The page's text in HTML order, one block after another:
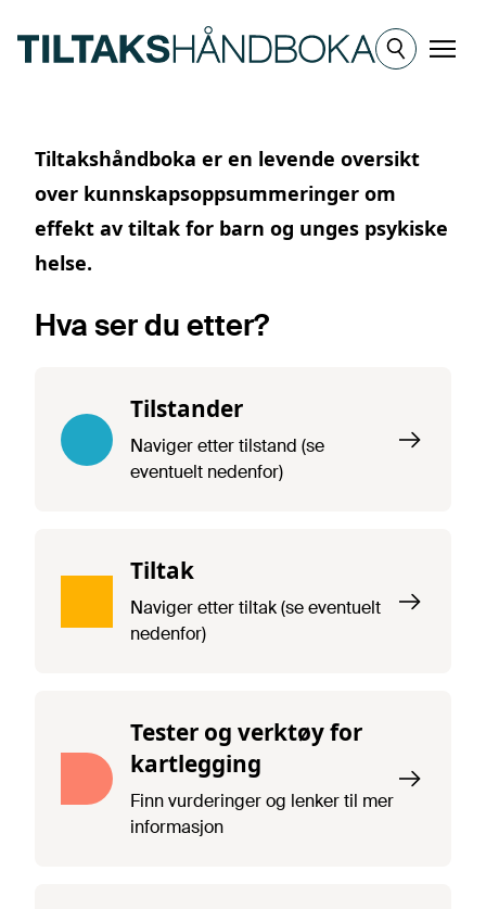
Meny
Tiltakshåndboka
Tiltakshåndboka er en levende oversikt
over kunnskapsoppsummeringer om
effekt av tiltak for barn og unges psykiske
helse.
Hva ser du etter?
Tilstander
Naviger etter tilstand (se
eventuelt nedenfor)
Tiltak
Naviger etter tiltak (se eventuelt
nedenfor)
Tester og verktøy for
kartlegging
Finn vurderinger og lenker til mer
informasjon